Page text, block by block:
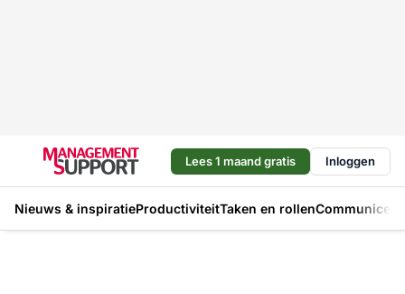
Lees 1 maand gratis Inloggen
Nieuws & inspiratieProductiviteitTaken en rollen